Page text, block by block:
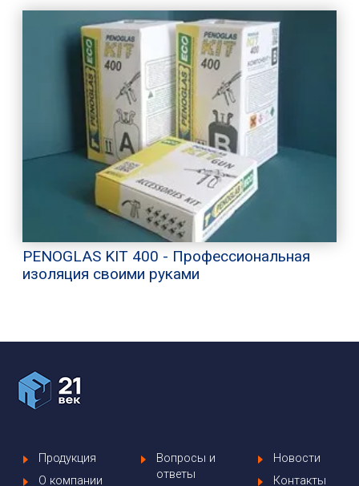
PENOGLAS KIT 400 - Профессиональная
изоляция своими руками
Продукция
О компании
Вопросы и
ответы
Новости
Контакты